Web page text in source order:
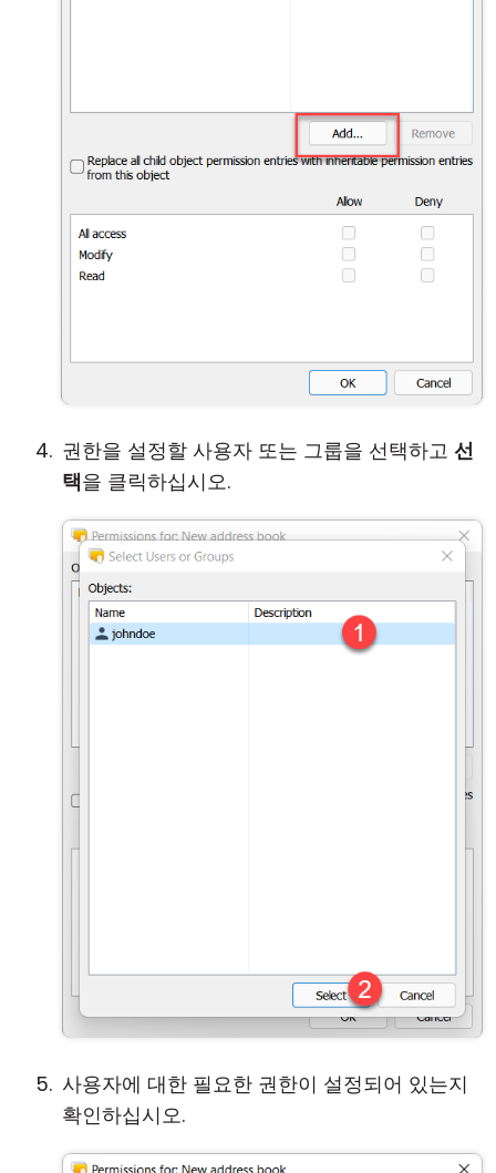
권한을 설정할 사용자 또는 그룹을 선택하고 선
택을 클릭하십시오.
사용자에 대한 필요한 권한이 설정되어 있는지
확인하십시오.